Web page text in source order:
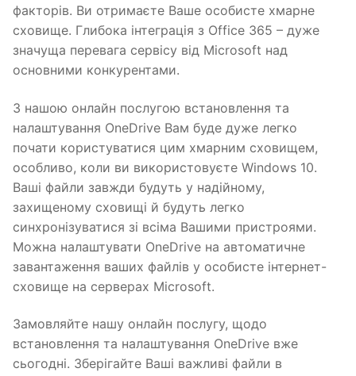
факторів. Ви отримаєте Ваше особисте хмарне
сховище. Глибока інтеграція з Office 365 – дуже
значуща перевага сервісу від Microsoft над
основними конкурентами.
З нашою онлайн послугою встановлення та
налаштування OneDrive Вам буде дуже легко
почати користуватися цим хмарним сховищем,
особливо, коли ви використовуєте Windows 10.
Ваші файли завжди будуть у надійному,
захищеному сховищі й будуть легко
синхронізуватися зі всіма Вашими пристроями.
Можна налаштувати OneDrive на автоматичне
завантаження ваших файлів у особисте інтернет-
сховище на серверах Microsoft.
Замовляйте нашу онлайн послугу, щодо
встановлення та налаштування OneDrive вже
сьогодні. Зберігайте Ваші важливі файли в